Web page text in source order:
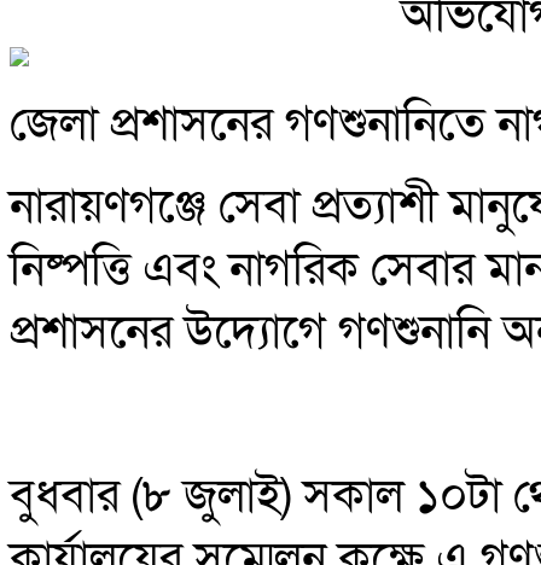
জেলা প্রশাসনের গণশুনানিতে
নারায়ণগঞ্জে সেবা প্রত্যাশী
নিষ্পত্তি এবং নাগরিক সেবার
প্রশাসনের উদ্যোগে গণশুনানি
বুধবার (৮ জুলাই) সকাল ১০টা